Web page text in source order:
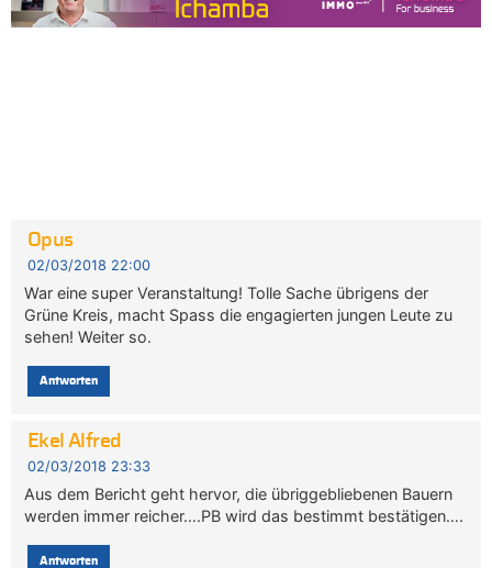
Opus
02/03/2018 22:00
War eine super Veranstaltung! Tolle Sache übrigens der
Grüne Kreis, macht Spass die engagierten jungen Leute zu
sehen! Weiter so.
Antworten
Ekel Alfred
02/03/2018 23:33
Aus dem Bericht geht hervor, die übriggebliebenen Bauern
werden immer reicher….PB wird das bestimmt bestätigen….
Antworten